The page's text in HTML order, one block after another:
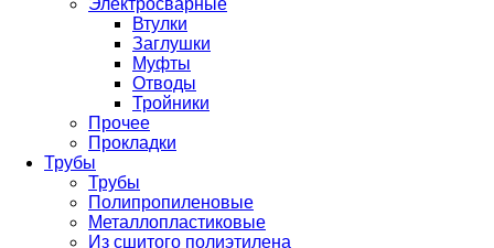
Электросварные
Втулки
Заглушки
Муфты
Отводы
Тройники
Прочее
Прокладки
Трубы
Трубы
Полипропиленовые
Металлопластиковые
Из сшитого полиэтилена